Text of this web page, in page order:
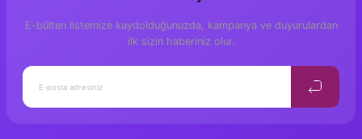
Toprağın Renkleri
650,00 TL
E-bülten listemize kaydolduğunuzda, kampanya ve duyurulardan
ilk sizin haberiniz olur.